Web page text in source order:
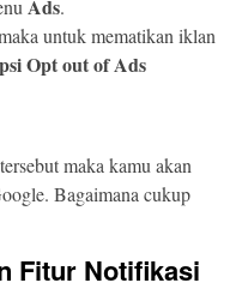
Ads.
untuk mematikan iklan
Opt out of Ads
maka kamu akan
Bagaimana cukup
Fitur Notifikasi